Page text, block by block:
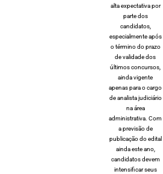
alta expectativa por
parte dos
candidatos,
especialmente após
o término do prazo
de validade dos
últimos concursos,
ainda vigente
apenas para o cargo
de analista judiciário
na área
administrativa. Com
a previsão de
publicação do edital
ainda este ano,
candidatos devem
intensificar seus